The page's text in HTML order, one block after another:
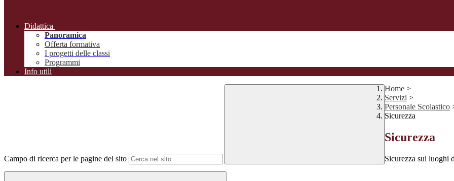
Didattica
Panoramica
Offerta formativa
I progetti delle classi
Programmi
Info utili
Campo di ricerca per le pagine del sito
Home >
Servizi >
Personale Scolastico
Sicurezza
Sicurezza
Sicurezza sui luoghi